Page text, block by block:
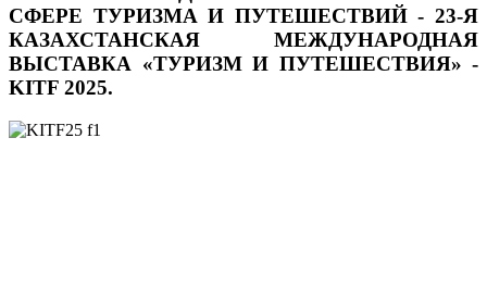
СФЕРЕ ТУРИЗМА И ПУТЕШЕСТВИЙ - 23-Я
КАЗАХСТАНСКАЯ МЕЖДУНАРОДНАЯ
ВЫСТАВКА «ТУРИЗМ И ПУТЕШЕСТВИЯ» -
KITF 2025.